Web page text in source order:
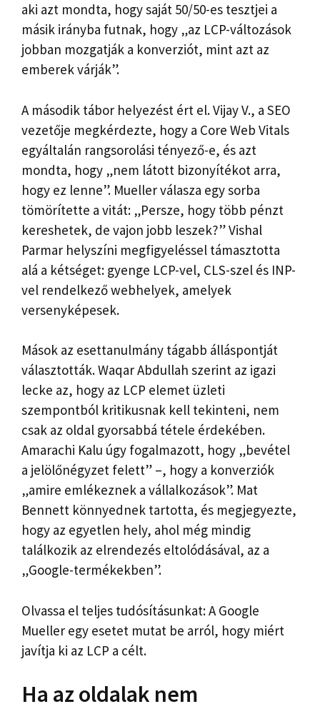
aki azt mondta, hogy saját 50/50-es tesztjei a
másik irányba futnak, hogy „az LCP-változások
jobban mozgatják a konverziót, mint azt az
emberek várják”.
A második tábor helyezést ért el. Vijay V., a SEO
vezetője megkérdezte, hogy a Core Web Vitals
egyáltalán rangsorolási tényező-e, és azt
mondta, hogy „nem látott bizonyítékot arra,
hogy ez lenne”. Mueller válasza egy sorba
tömörítette a vitát: „Persze, hogy több pénzt
kereshetek, de vajon jobb leszek?” Vishal
Parmar helyszíni megfigyeléssel támasztotta
alá a kétséget: gyenge LCP-vel, CLS-szel és INP-
vel rendelkező webhelyek, amelyek
versenyképesek.
Mások az esettanulmány tágabb álláspontját
választották. Waqar Abdullah szerint az igazi
lecke az, hogy az LCP elemet üzleti
szempontból kritikusnak kell tekinteni, nem
csak az oldal gyorsabbá tétele érdekében.
Amarachi Kalu úgy fogalmazott, hogy „bevétel
a jelölőnégyzet felett” –, hogy a konverziók
„amire emlékeznek a vállalkozások”. Mat
Bennett könnyednek tartotta, és megjegyezte,
hogy az egyetlen hely, ahol még mindig
találkozik az elrendezés eltolódásával, az a
„Google-termékekben”.
Olvassa el teljes tudósításunkat: A Google
Mueller egy esetet mutat be arról, hogy miért
javítja ki az LCP a célt.
Ha az oldalak nem